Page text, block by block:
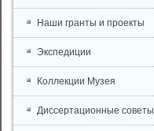
Наши гранты и проекты
Экспедиции
Коллекции Музея
Диссертационные советы